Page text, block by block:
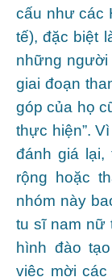
cấu như các
tế), đặc biệt
những người
giai đoạn
góp của họ
thực hiện”.
đánh giá lại,
rộng hoặc
nhóm này
tu sĩ nam nữ
hình đào
việc mời